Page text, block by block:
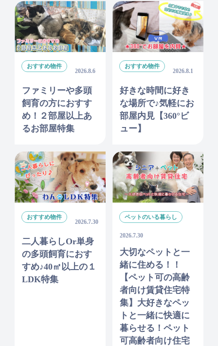
おすすめ物件
2026.8.6
ファミリーや多頭
飼育の方におすす
め！２部屋以上あ
るお部屋特集
おすすめ物件
2026.8.1
好きな時間に好き
な場所で♪気軽にお
部屋内見【360°ビ
ュー】
おすすめ物件
2026.7.30
二人暮らしor単身
の多頭飼育におす
すめ♪40㎡以上の１
LDK特集
ペットのいる暮らし
2026.7.30
大切なペットと一
緒に住める！！
【ペット可の高齢
者向け賃貸住宅特
集】大好きなペッ
トと一緒に快適に
暮らせる！ペット
可高齢者向け住宅